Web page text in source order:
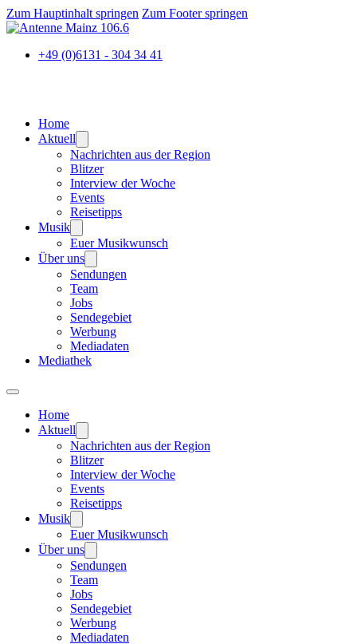
Zum Hauptinhalt springen Zum Footer springen
+49 (0)6131 - 304 34 41
Home
Aktuell
Nachrichten aus der Region
Blitzer
Interview der Woche
Events
Reisetipps
Musik
Euer Musikwunsch
Über uns
Sendungen
Team
Jobs
Sendegebiet
Werbung
Mediadaten
Mediathek
Home
Aktuell
Nachrichten aus der Region
Blitzer
Interview der Woche
Events
Reisetipps
Musik
Euer Musikwunsch
Über uns
Sendungen
Team
Jobs
Sendegebiet
Werbung
Mediadaten